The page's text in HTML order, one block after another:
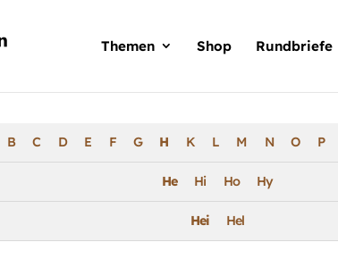
Themen Shop Rundbriefe
B C D E F G H K L M N O P
He Hi Ho Hy
Hei Hel